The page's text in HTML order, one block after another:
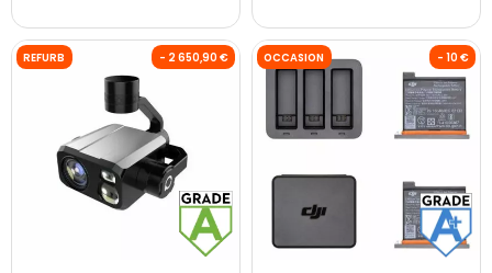
OCCASION OCCASION